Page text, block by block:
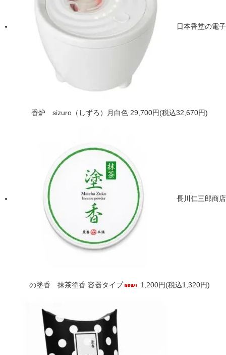
日本香堂の電子
香炉 sizuro（しずろ）月白色 29,700円(税込32,670円)
長川仁三郎商店
の塗香 抹茶塗香 容器タイプ 1,200円(税込1,320円)